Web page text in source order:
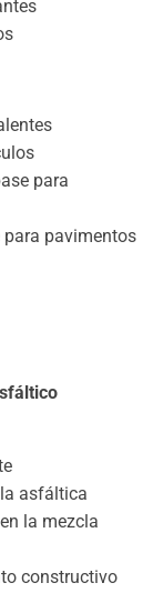
para
para pavimentos
asfáltica
la mezcla
constructivo